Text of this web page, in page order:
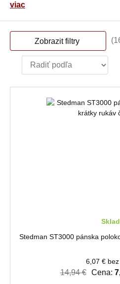
viac
Zobrazit filtry
Stedman ST3000 pánska
6,07 € bez
14,94 € Cena: